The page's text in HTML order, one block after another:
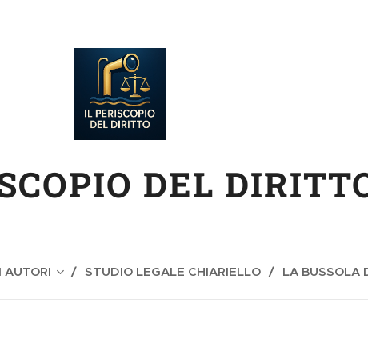
DEL
AUTORI STUDIO LEGALE CHIARIELLO LA BUSSOLA